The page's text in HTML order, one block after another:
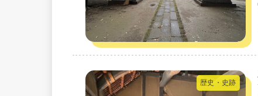
歴史・史跡